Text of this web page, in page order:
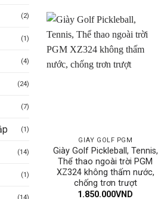
(2)
(1)
(4)
(24)
(7)
(1)
(14)
(1)
GIÀY GOLF PGM
Giày Golf Pickleball, Tennis,
Thể thao ngoài trời PGM
XZ324 không thấm nước,
chống trơn trượt
1.850.000VND